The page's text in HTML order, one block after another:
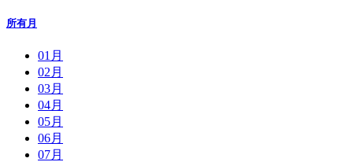
所有月
01月
02月
03月
04月
05月
06月
07月